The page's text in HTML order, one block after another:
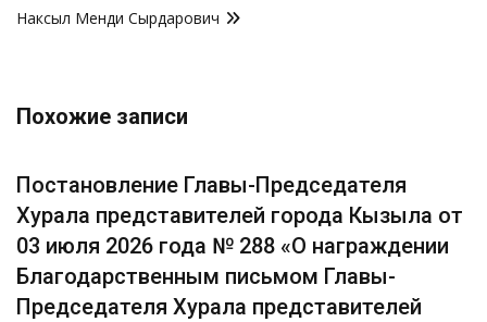
Наксыл Менди Сырдарович
Похожие записи
Постановление Главы-Председателя
Хурала представителей города Кызыла от
03 июля 2026 года № 288 «О награждении
Благодарственным письмом Главы-
Председателя Хурала представителей